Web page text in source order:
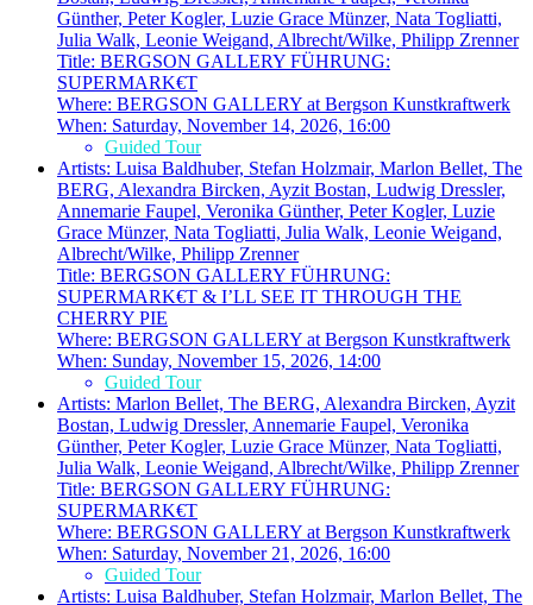
Günther, Peter Kogler, Luzie Grace Münzer, Nata Togliatti,
Julia Walk, Leonie Weigand, Albrecht/Wilke, Philipp Zrenner
Title: BERGSON GALLERY FÜHRUNG:
SUPERMARK€T
Where: BERGSON GALLERY at Bergson Kunstkraftwerk
When: Saturday, November 14, 2026, 16:00
Guided Tour
Artists: Luisa Baldhuber, Stefan Holzmair, Marlon Bellet, The
BERG, Alexandra Bircken, Ayzit Bostan, Ludwig Dressler,
Annemarie Faupel, Veronika Günther, Peter Kogler, Luzie
Grace Münzer, Nata Togliatti, Julia Walk, Leonie Weigand,
Albrecht/Wilke, Philipp Zrenner
Title: BERGSON GALLERY FÜHRUNG:
SUPERMARK€T & I’LL SEE IT THROUGH THE
CHERRY PIE
Where: BERGSON GALLERY at Bergson Kunstkraftwerk
When: Sunday, November 15, 2026, 14:00
Guided Tour
Artists: Marlon Bellet, The BERG, Alexandra Bircken, Ayzit
Bostan, Ludwig Dressler, Annemarie Faupel, Veronika
Günther, Peter Kogler, Luzie Grace Münzer, Nata Togliatti,
Julia Walk, Leonie Weigand, Albrecht/Wilke, Philipp Zrenner
Title: BERGSON GALLERY FÜHRUNG:
SUPERMARK€T
Where: BERGSON GALLERY at Bergson Kunstkraftwerk
When: Saturday, November 21, 2026, 16:00
Guided Tour
Artists: Luisa Baldhuber, Stefan Holzmair, Marlon Bellet, The